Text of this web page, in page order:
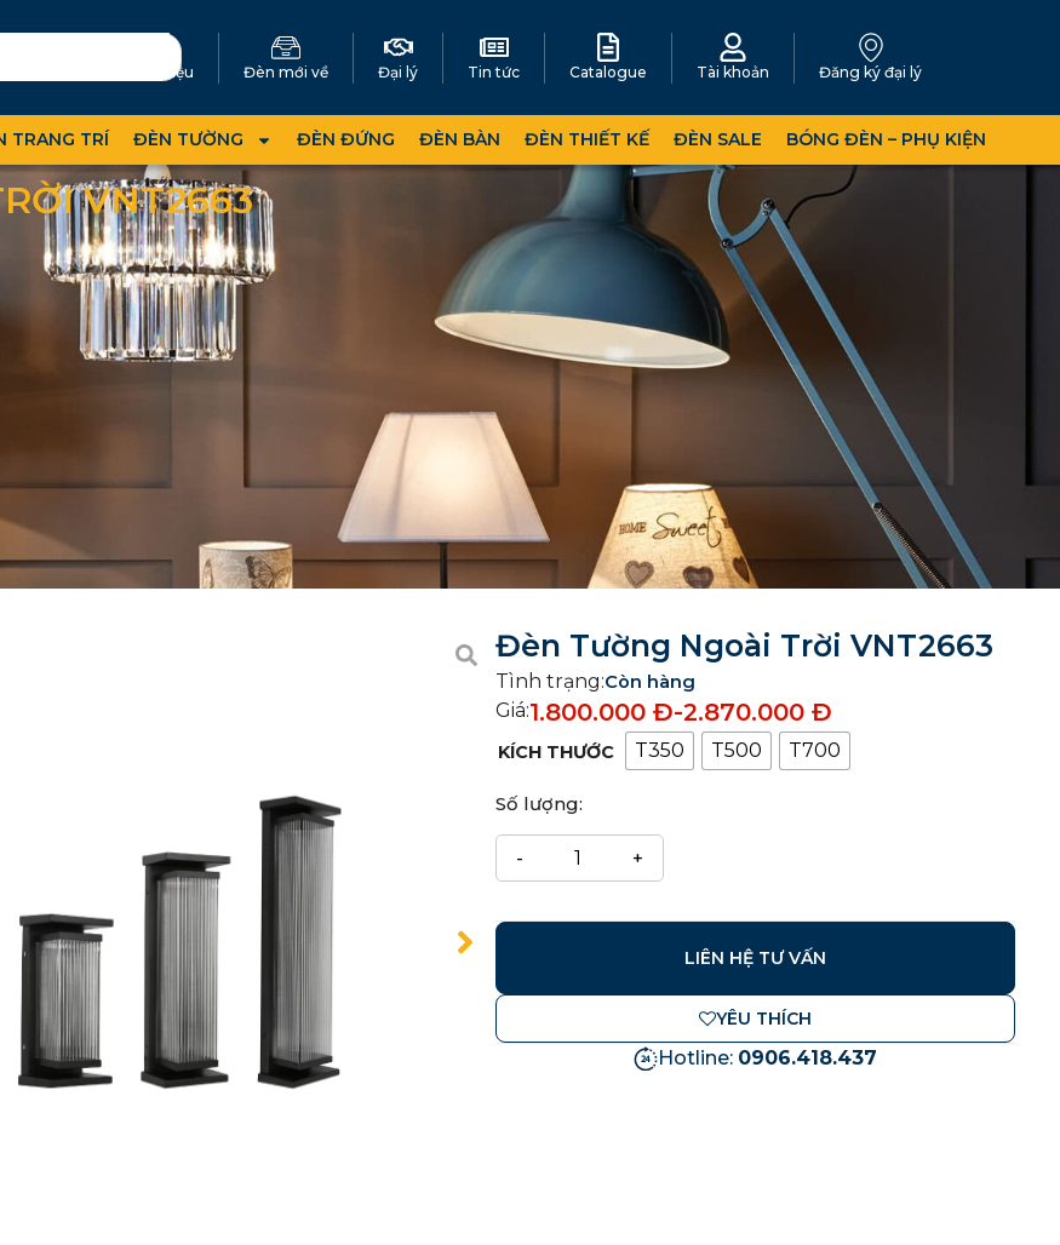
Giới thiệu Đèn mới về Đại lý Tin tức Catalogue Tài khoản Đăng ký đại lý
TRANG TRÍ ĐÈN TƯỜNG ĐÈN ĐỨNG ĐÈN BÀN ĐÈN THIẾT KẾ ĐÈN SALE BÓNG ĐÈN – PHỤ KIỆN
VNT2663
Đèn Tường Ngoài Trời VNT2663
Tình trạng:Còn hàng
Giá:1.800.000Đ-2.870.000Đ
KÍCH THƯỚC T350 T500 T700
Số lượng:
LIÊN HỆ TƯ VẤN
YÊU THÍCH
Hotline: 0906.418.437